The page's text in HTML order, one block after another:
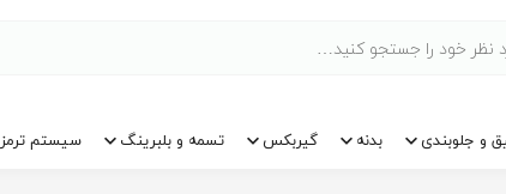
و جلوبندی بدنه گیربکس تسمه و بلبرینگ سیستم ترمز